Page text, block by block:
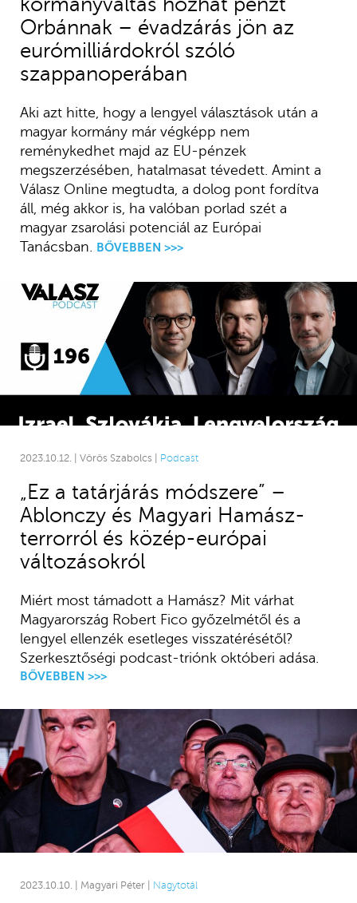
kormányváltás hozhat pénzt
Orbánnak – évadzárás jön az
eurómilliárdokról szóló
szappanoperában
Aki azt hitte, hogy a lengyel választások után a
magyar kormány már végképp nem
reménykedhet majd az EU-pénzek
megszerzésében, hatalmasat tévedett. Amint a
Válasz Online megtudta, a dolog pont fordítva
áll, még akkor is, ha valóban porlad szét a
magyar zsarolási potenciál az Európai
Tanácsban. BŐVEBBEN >>>
2023.10.12. | Vörös Szabolcs | Podcast
„Ez a tatárjárás módszere” –
Ablonczy és Magyari Hamász-
terrorról és közép-európai
változásokról
Miért most támadott a Hamász? Mit várhat
Magyarország Robert Fico győzelmétől és a
lengyel ellenzék esetleges visszatérésétől?
Szerkesztőségi podcast-triónk októberi adása.
BŐVEBBEN >>>
2023.10.10. | Magyari Péter | Nagytotál